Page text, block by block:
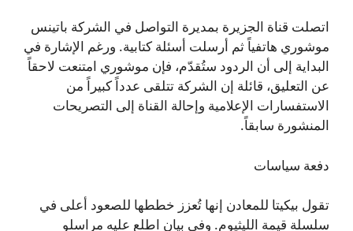
اتصلت قناة الجزيرة بمديرة التواصل في الشركة باتينس
موشوري هاتفياً ثم أرسلت أسئلة كتابية. ورغم الإشارة في
البداية إلى أن الردود ستُقدّم، فإن موشوري امتنعت لاحقاً
عن التعليق، قائلة إن الشركة تتلقى عدداً كبيراً من
الاستفسارات الإعلامية وإحالة القناة إلى التصريحات
المنشورة سابقاً.
دفعة سياسات
تقول بيكيتا للمعادن إنها تُعزز خططها للصعود أعلى في
سلسلة قيمة الليثيوم. وفي بيان اطلع عليه مراسلو